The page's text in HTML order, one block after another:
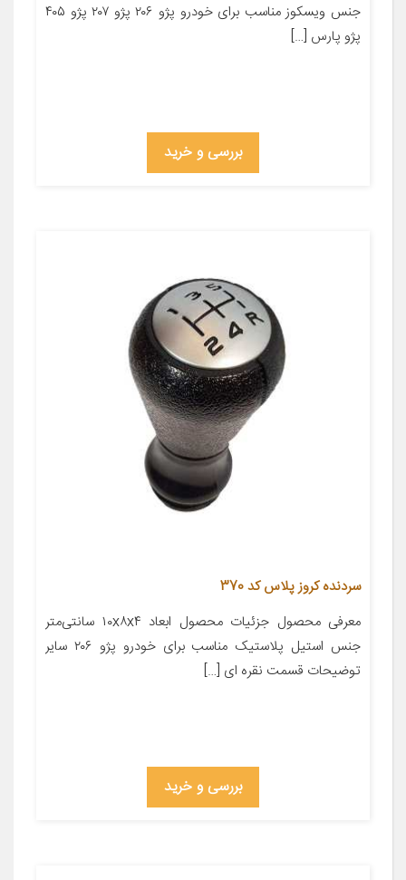
جنس ویسکوز مناسب برای خودرو پژو ۲۰۶ پژو ۲۰۷ پژو ۴۰۵
پژو پارس […]
بررسی و خرید
سردنده کروز پلاس کد 370
معرفی محصول جزئیات محصول ابعاد ۱۰x۸x۴ سانتی‌متر
جنس استیل پلاستیک مناسب برای خودرو پژو ۲۰۶ سایر
توضیحات قسمت نقره ای […]
بررسی و خرید